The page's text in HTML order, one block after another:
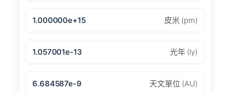
1.000000e+15 皮米 (pm)
1.057001e-13 光年 (ly)
6.684587e-9 天文單位 (AU)